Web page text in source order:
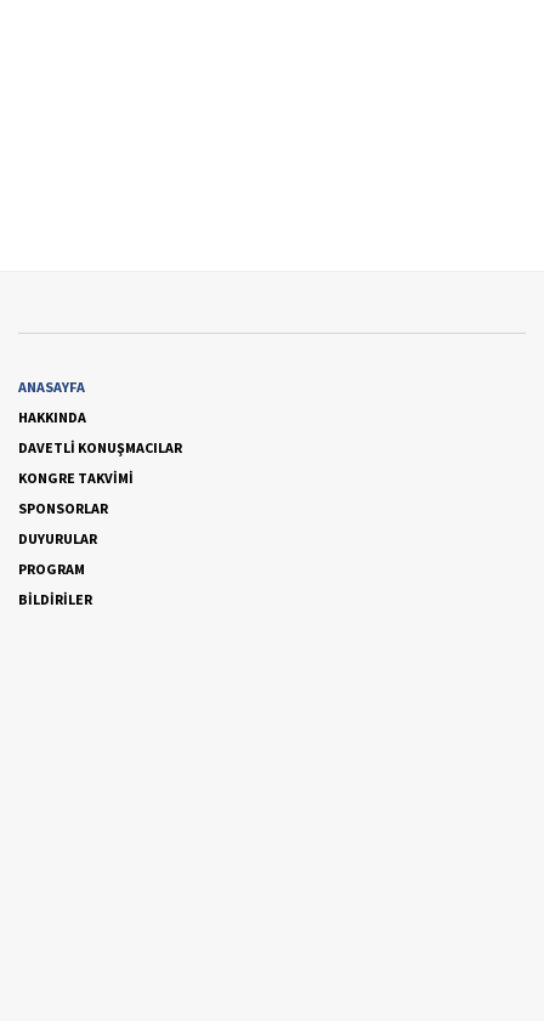
ANASAYFA
HAKKINDA
DAVETLİ KONUŞMACILAR
KONGRE TAKVİMİ
SPONSORLAR
DUYURULAR
PROGRAM
BİLDİRİLER